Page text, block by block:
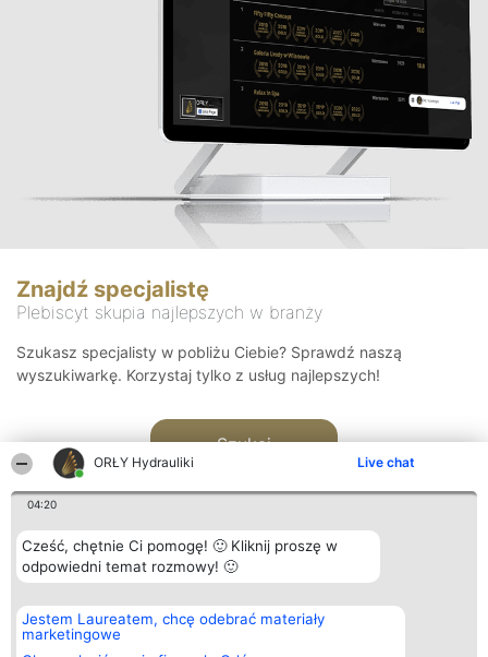
ORŁY Hydrauliki Live chat
04:20
Cześć, chętnie Ci pomogę! 🙂 Kliknij proszę w
odpowiedni temat rozmowy! 🙂
Jestem Laureatem, chcę odebrać materiały
marketingowe
Znajdź specjalistę
Plebiscyt skupia najlepszych w branży
Szukasz specjalisty w pobliżu Ciebie? Sprawdź naszą
wyszukiwarkę. Korzystaj tylko z usług najlepszych!
Szukaj
Organizator plebiscytu
Bright Side Solutions sp. z o.
o. sp. k.
ul. Ruska 22
Plebiscyt
Laureaci
wszystkich
Kontakt
Kontakt